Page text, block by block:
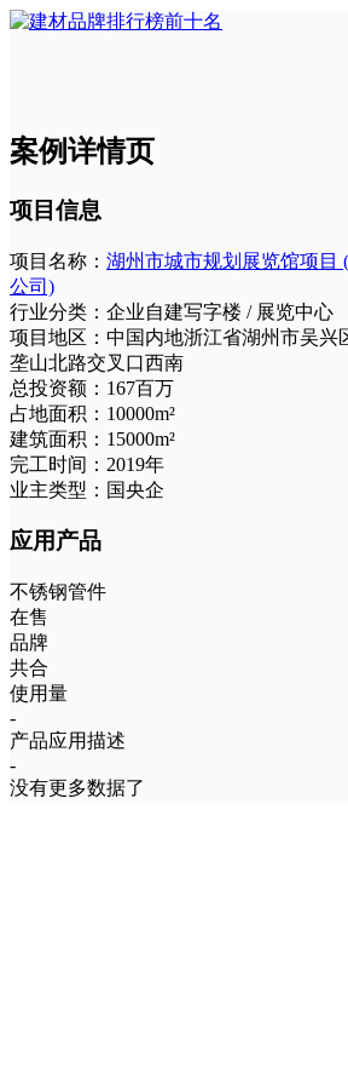
案例详情页
项目信息
项目名称： 湖州市城市规划展览馆项目
公司)
行业分类： 企业自建写字楼 / 展览中心
项目地区： 中国内地浙江省湖州市吴兴
垄山北路交叉口西南
总投资额： 167百万
占地面积： 10000m²
建筑面积： 15000m²
完工时间： 2019年
业主类型： 国央企
应用产品
不锈钢管件
在售
品牌
共合
使用量
-
产品应用描述
-
没有更多数据了